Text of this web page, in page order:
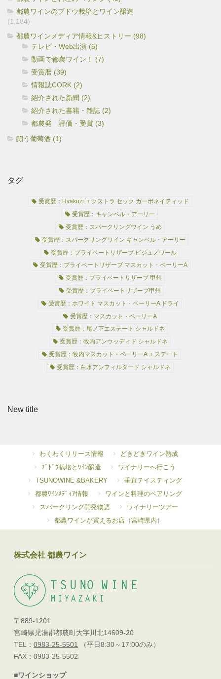
都農ワインのブドウ栽培とワイン醸造
(1,184)
都農ワインメディア情報&ヒストリー (98)
テレビ・Web出演 (5)
動画で都農ワイン！ (7)
受賞暦 (39)
情報誌CORK (2)
紹介された新聞 (2)
紹介された書籍・雑誌 (2)
都農発 評価・受賞 (3)
闘う葡萄酒 (1)
タグ
受賞歴：Hyakuzi エクストラ セック カーボネイティッド
受賞歴：キャンベル・アーリー
受賞歴：スパークリングワイン うめ
受賞歴：スパークリングワイン キャンベル・アーリー
受賞歴：プライベートリザーブ ビジュノワール
受賞歴：プライベートリザーブ マスカット・ベーリーA
受賞歴：プライベートリザーブ 甲州
受賞歴：プライベートリザーブ甲州
受賞歴：ホワイト マスカット・ベーリーA ドライ
受賞歴：マスカット・ベーリーA
受賞歴：尾ノ下エステート シャルドネ
受賞歴：牧内アンウッディド シャルドネ
受賞歴：牧内マスカット・ベーリーA エステート
受賞歴：白水アンフィルタード シャルドネ
New title
わくわくリリース情報
どきどきワイン熟成
ﾌﾞﾄﾞｳ栽培とﾜｲﾝ醸造
ワイナリーへ行こう
TSUNOWINE &BAKERY
垂直テイスティング
都農ﾜｲﾝﾒﾃﾞｨｱ情報
ワインと料理のペアリング
スパークリング開発物語
ワイナリーツアー
都農ワインが買えるお店（宮崎県内）
株式会社 都農ワイン
〒889-1201
宮崎県児湯郡都農町大字川北14609-20
TEL：0983-25-5501
（平日8:30～17:00のみ）
FAX：0983-25-5502
■ワインショップ